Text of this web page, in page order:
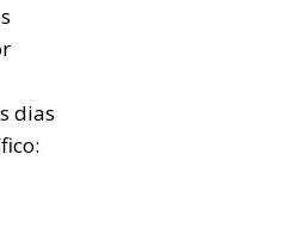
dias